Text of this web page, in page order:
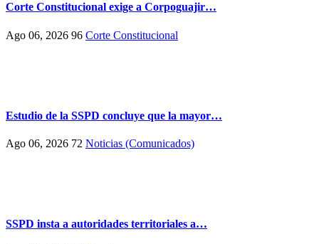
Corte Constitucional exige a Corpoguajir…
Ago 06, 2026 96 Corte Constitucional
Estudio de la SSPD concluye que la mayor…
Ago 06, 2026 72 Noticias (Comunicados)
SSPD insta a autoridades territoriales a…